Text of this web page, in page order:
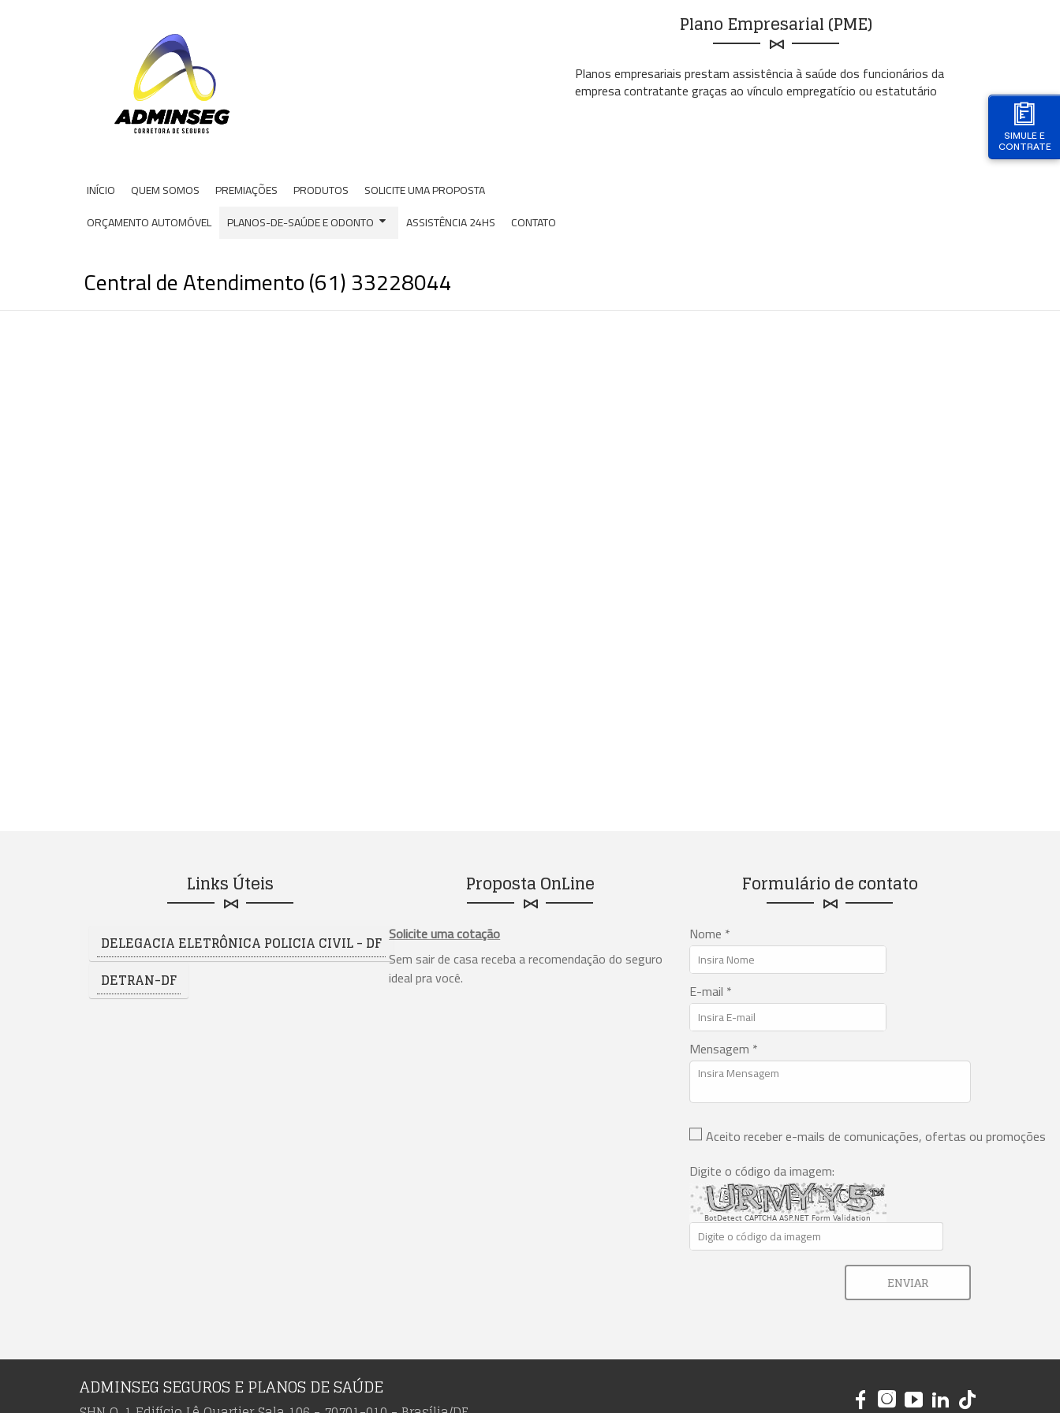
SIMULE E
CONTRATE
INÍCIO QUEM SOMOS PREMIAÇÕES PRODUTOS
SOLICITE UMA PROPOSTA
ORÇAMENTO AUTOMÓVEL
PLANOS-DE-SAÚDE E ODONTO ASSISTÊNCIA 24HS CONTATO
Central de Atendimento (61) 33228044
Plano Empresarial (PME)
Planos empresariais prestam assistência à saúde dos funcionários da
empresa contratante graças ao vínculo empregatício ou estatutário
Links Úteis
DELEGACIA ELETRÔNICA POLICIA CIVIL - DF
DETRAN-DF
Proposta OnLine
Solicite uma cotação
Sem sair de casa receba a recomendação do seguro
ideal pra você.
Formulário de contato
Nome *
E-mail *
Mensagem *
Aceito receber e-mails de comunicações, ofertas ou promoções
Digite o código da imagem:
BotDetect CAPTCHA ASP.NET Form Validation
ENVIAR
ADMINSEG SEGUROS E PLANOS DE SAÚDE